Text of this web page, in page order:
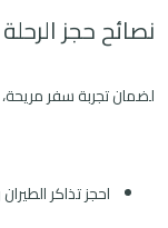
نصائح حجز الرحلة
لضمان تجربة سفر
احجز تذاكر